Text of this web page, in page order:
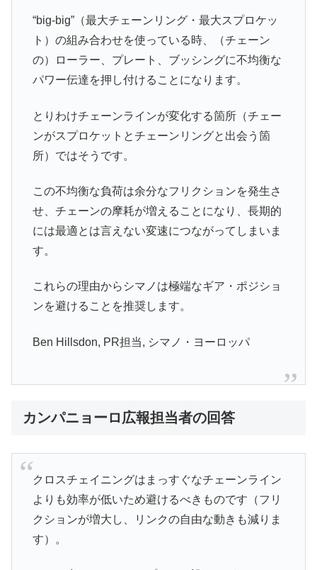
“big-big”（最大チェーンリング・最大スプロケッ
ト）の組み合わせを使っている時、（チェーン
の）ローラー、プレート、ブッシングに不均衡な
パワー伝達を押し付けることになります。
とりわけチェーンラインが変化する箇所（チェー
ンがスプロケットとチェーンリングと出会う箇
所）ではそうです。
この不均衡な負荷は余分なフリクションを発生さ
せ、チェーンの摩耗が増えることになり、長期的
には最適とは言えない変速につながってしまいま
す。
これらの理由からシマノは極端なギア・ポジショ
ンを避けることを推奨します。
Ben Hillsdon, PR担当, シマノ・ヨーロッパ
カンパニョーロ広報担当者の回答
クロスチェイニングはまっすぐなチェーンライン
よりも効率が低いため避けるべきものです（フリ
クションが増大し、リンクの自由な動きも減りま
す）。